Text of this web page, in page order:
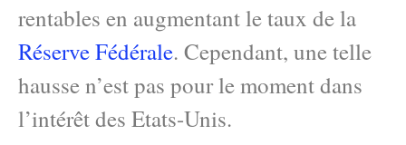
rentables en augmentant le taux de la
Réserve Fédérale. Cependant, une telle
hausse n’est pas pour le moment dans
l’intérêt des Etats-Unis.